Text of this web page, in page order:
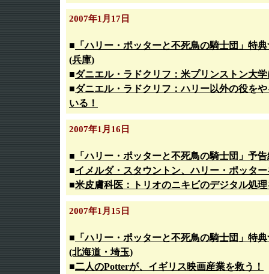
2007年1月17日
■ 「ハリー・ポッターと不死鳥の騎士団」特
(兵庫)
■ダニエル・ラドクリフ：米プリンストン大
■ダニエル・ラドクリフ：ハリー以外の役を
いる！
2007年1月16日
■ 「ハリー・ポッターと不死鳥の騎士団」予
■イメルダ・スタウントン、ハリー・ポッタ
■米皮膚科医：トリオのニキビのデジタル処
2007年1月15日
■ 「ハリー・ポッターと不死鳥の騎士団」特
(北海道・埼玉)
■二人のPotterが、イギリス映画産業を救う！